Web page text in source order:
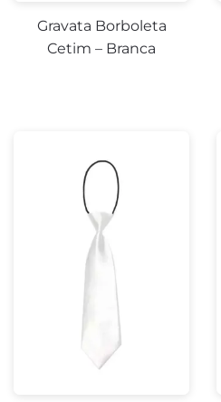
Gravata Borboleta
Cetim – Branca